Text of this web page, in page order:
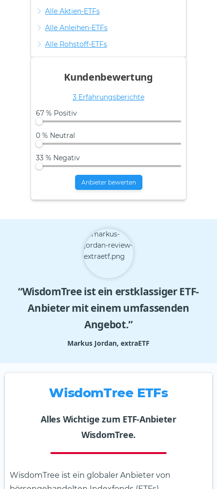
Alle Aktien-ETFs
Alle Anleihen-ETFs
Alle Rohstoff-ETFs
Kundenbewertung
3 Erfahrungsberichte
67 % Positiv
0 % Neutral
33 % Negativ
Anbieter bewerten
“WisdomTree ist ein erstklassiger ETF-
Anbieter mit einem umfassenden
Angebot.”
Markus Jordan, extraETF
WisdomTree ETFs
Alles Wichtige zum ETF-Anbieter
WisdomTree.
WisdomTree ist ein globaler Anbieter von